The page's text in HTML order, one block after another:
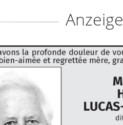
Anzeige